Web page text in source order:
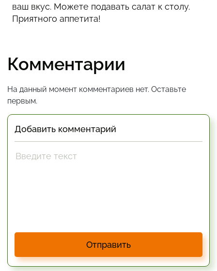
ваш вкус. Можете подавать салат к столу.
Приятного аппетита!
Комментарии
На данный момент комментариев нет. Оставьте
первым.
Добавить комментарий
Отправить